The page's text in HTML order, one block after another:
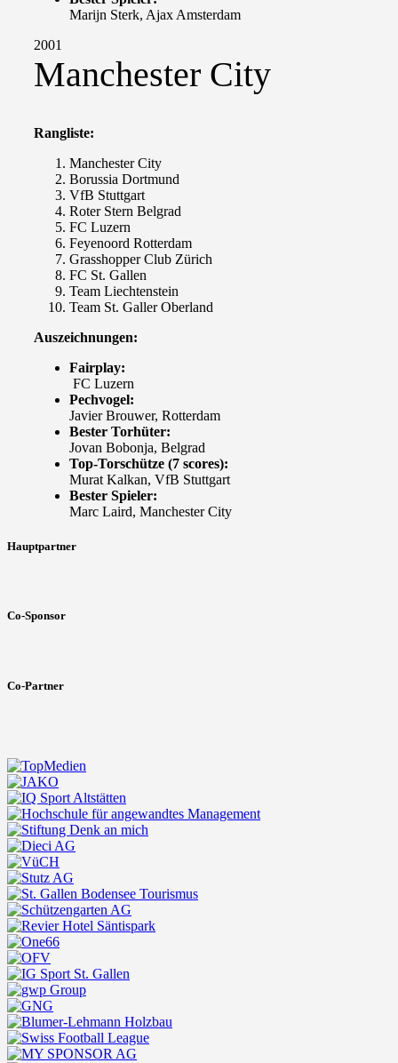
Marijn Sterk, Ajax Amsterdam
2001
Manchester City
Rangliste:
Manchester City
Borussia Dortmund
VfB Stuttgart
Roter Stern Belgrad
FC Luzern
Feyenoord Rotterdam
Grasshopper Club Zürich
FC St. Gallen
Team Liechtenstein
Team St. Galler Oberland
Auszeichnungen:
Fairplay:
FC Luzern
Pechvogel:
Javier Brouwer, Rotterdam
Bester Torhüter:
Jovan Bobonja, Belgrad
Top-Torschütze (7 scores):
Murat Kalkan, VfB Stuttgart
Bester Spieler:
Marc Laird, Manchester City
Hauptpartner
Co-Sponsor
Co-Partner